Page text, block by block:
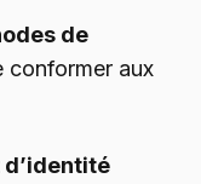
de
conformer aux